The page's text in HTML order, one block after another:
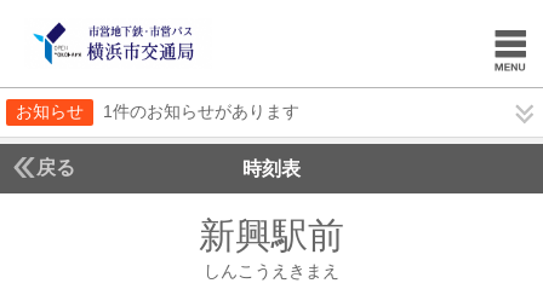
お知らせ 1件のお知らせがあります
戻る 時刻表
新興駅前
しんこうえきまえ